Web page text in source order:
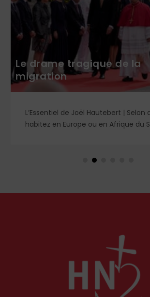
Le drame tragique de la
migration
L’Essentiel de Joël Hautebert | Selon
habitez en Europe ou en Afrique du
événements aux Pays-Bas ou en
comme l'a rappelé Léon XIV